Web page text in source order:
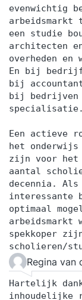
evenwichtig
een studie
architecten
overheden en
En bij
bij
bij bedrijven
specialisatie.
Een actieve
het
zijn voor het
aantal
decennia.
interessante
optimaal
arbeidsmarkt
spekkoper
scholieren/
Regina van
Hartelijk
inhoudelijke